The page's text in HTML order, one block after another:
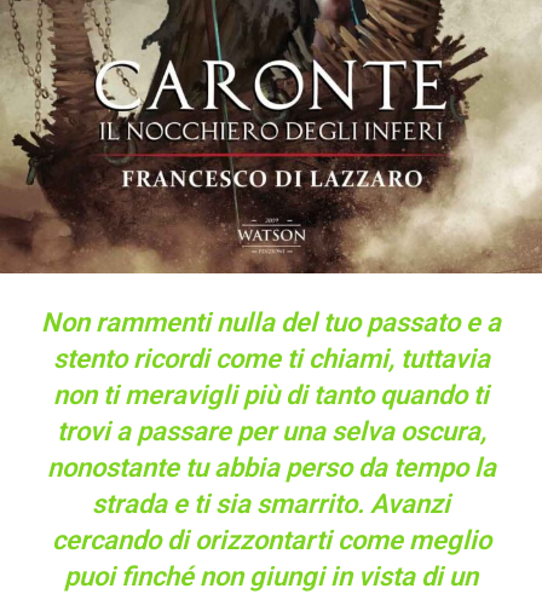
Non rammenti nulla del tuo passato e a
stento ricordi come ti chiami, tuttavia
non ti meravigli più di tanto quando ti
trovi a passare per una selva oscura,
nonostante tu abbia perso da tempo la
strada e ti sia smarrito. Avanzi
cercando di orizzontarti come meglio
puoi finché non giungi in vista di un